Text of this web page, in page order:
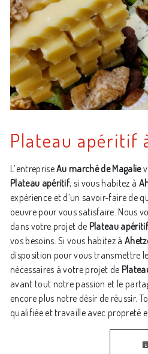
Plateau apéritif
L’entrepriseAu marché de Magalie
Plateau apéritif, si vous habitez à
expérience et d’un savoir-faire de
oeuvre pour vous satisfaire. Nous
dans votre projet de Plateau apéritif
vos besoins. Si vous habitez à
disposition pour vous transmettre
nécessaires à votre projet de
avant tout notre passion et le
encore plus notre désir de réussir.
qualifiée et travaille avec propreté